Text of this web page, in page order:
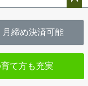
ト
プ
締め決済可能
て方も充実